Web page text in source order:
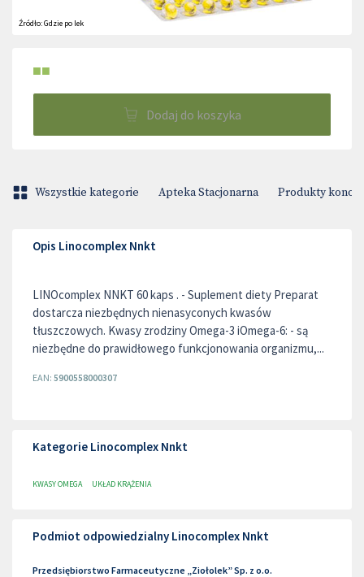
Źródło:Gdzie po lek
■■
Dodaj do koszyka
Wszystkie kategorie Apteka Stacjonarna Produkty
Opis Linocomplex Nnkt
LINOcomplex NNKT 60 kaps . - Suplement diety Preparat
dostarcza niezbędnych nienasyconych kwasów
tłuszczowych. Kwasy zrodziny Omega-3 iOmega-6: - są
niezbędne do prawidłowego funkcjonowania organizmu,...
EAN: 5900558000307
Kategorie Linocomplex Nnkt
KWASY OMEGA UKŁAD KRĄŻENIA
Podmiot odpowiedzialny Linocomplex Nnkt
Przedsiębiorstwo Farmaceutyczne „Ziołolek” Sp. z o.o.